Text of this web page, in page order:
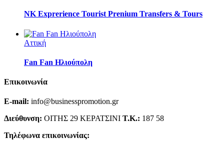
NK Exprerience Tourist Prenium Transfers & Tours
Αττική
Fan Fan Ηλιούπολη
Επικοινωνία
E-mail: info@businesspromotion.gr
Διεύθυνση: ΟΙΤΗΣ 29 ΚΕΡΑΤΣΙΝΙ Τ.Κ.: 187 58
Τηλέφωνα επικοινωνίας: